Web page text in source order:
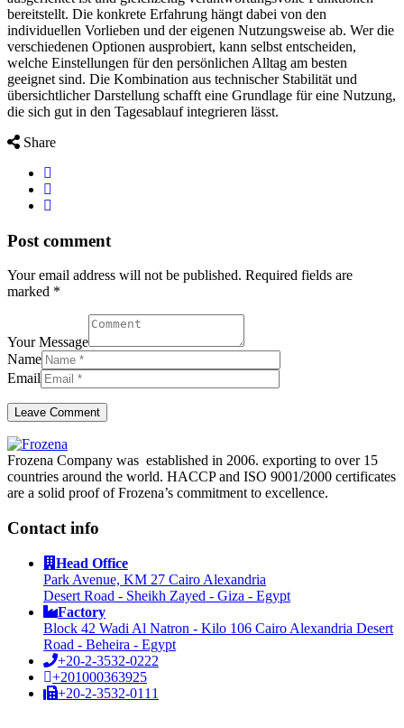
bereitstellt. Die konkrete Erfahrung hängt dabei von den
individuellen Vorlieben und der eigenen Nutzungsweise ab. Wer die
verschiedenen Optionen ausprobiert, kann selbst entscheiden,
welche Einstellungen für den persönlichen Alltag am besten
geeignet sind. Die Kombination aus technischer Stabilität und
übersichtlicher Darstellung schafft eine Grundlage für eine Nutzung,
die sich gut in den Tagesablauf integrieren lässt.
Share
Post comment
Your email address will not be published. Required fields are
marked *
Your Message
Name
Email
Frozena Company was established in 2006. exporting to over 15
countries around the world. HACCP and ISO 9001/2000 certificates
are a solid proof of Frozena’s commitment to excellence.
Contact info
Head Office
Park Avenue, KM 27 Cairo Alexandria
Desert Road - Sheikh Zayed - Giza - Egypt
Factory
Block 42 Wadi Al Natron - Kilo 106 Cairo Alexandria Desert
Road - Beheira - Egypt
+20-2-3532-0222
+201000363925
+20-2-3532-0111